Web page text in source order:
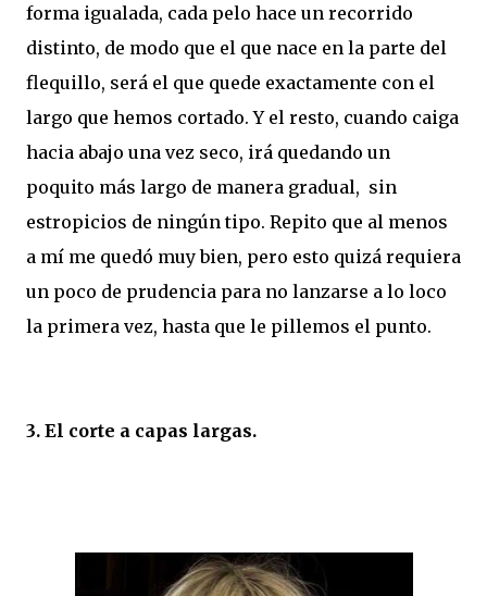
forma igualada, cada pelo hace un recorrido
distinto, de modo que el que nace en la parte del
flequillo, será el que quede exactamente con el
largo que hemos cortado. Y el resto, cuando caiga
hacia abajo una vez seco, irá quedando un
poquito más largo de manera gradual, sin
estropicios de ningún tipo. Repito que al menos
a mí me quedó muy bien, pero esto quizá requiera
un poco de prudencia para no lanzarse a lo loco
la primera vez, hasta que le pillemos el punto.
3. El corte a capas largas.